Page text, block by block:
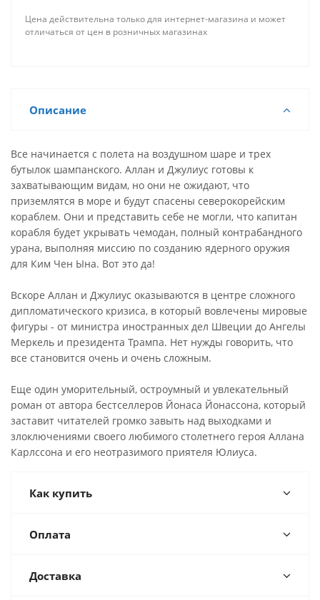
Цена действительна только для интернет-магазина и может
отличаться от цен в розничных магазинах
Описание
Все начинается с полета на воздушном шаре и трех
бутылок шампанского. Аллан и Джулиус готовы к
захватывающим видам, но они не ожидают, что
приземлятся в море и будут спасены северокорейским
кораблем. Они и представить себе не могли, что капитан
корабля будет укрывать чемодан, полный контрабандного
урана, выполняя миссию по созданию ядерного оружия
для Ким Чен Ына. Вот это да!
Вскоре Аллан и Джулиус оказываются в центре сложного
дипломатического кризиса, в который вовлечены мировые
фигуры - от министра иностранных дел Швеции до Ангелы
Меркель и президента Трампа. Нет нужды говорить, что
все становится очень и очень сложным.
Еще один уморительный, остроумный и увлекательный
роман от автора бестселлеров Йонаса Йонассона, который
заставит читателей громко завыть над выходками и
злоключениями своего любимого столетнего героя Аллана
Карлссона и его неотразимого приятеля Юлиуса.
Как купить
Оплата
Доставка